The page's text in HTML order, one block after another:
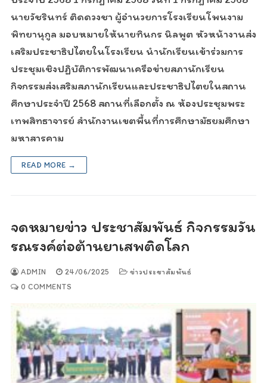
นายวัชรินทร์ ติดดวงชา ผู้อำนวยการโรงเรียนโพนงาม
พิทยานุกูล มอบหมายให้นายทินกร นิลพูต หัวหน้างานส่ง
เสริมประชาธิปไตยในโรงเรียน นำนักเรียนเข้าร่วมการ
ประชุมเชิงปฏิบัติการพัฒนาเครือข่ายสภานักเรียน
กิจกรรมส่งเสริมสภานักเรียนและประชาธิปไตยในสถาน
ศึกษาประจำปี 2568 สถานที่เลือกตั้ง ณ ห้องประชุมพระ
เทพสิทธาจารย์ สำนักงานเขตพื้นที่การศึกษามัธยมศึกษา
มหาสารคาม
READ MORE →
จดหมายข่าว ประชาสัมพันธ์ กิจกรรมวัน
รณรงค์ต่อต้านยาเสพติดโลก
ADMIN 24/06/2025
ข่าวประชาสัมพันธ์
0 COMMENTS